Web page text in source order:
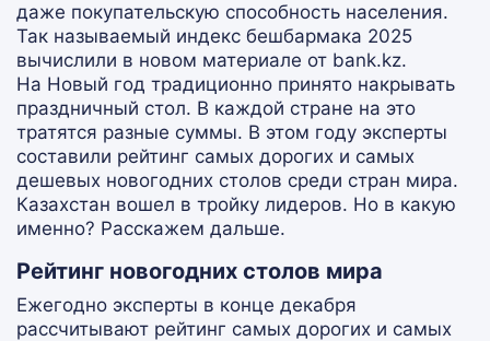
даже покупательскую способность населения.
Так называемый индекс бешбармака 2025
вычислили в новом материале от bank.kz.
На Новый год традиционно принято накрывать
праздничный стол. В каждой стране на это
тратятся разные суммы. В этом году эксперты
составили рейтинг самых дорогих и самых
дешевых новогодних столов среди стран мира.
Казахстан вошел в тройку лидеров. Но в какую
именно? Расскажем дальше.
Рейтинг новогодних столов мира
Ежегодно эксперты в конце декабря
рассчитывают рейтинг самых дорогих и самых